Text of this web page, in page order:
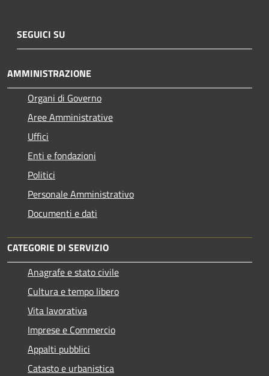
SEGUICI SU
AMMINISTRAZIONE
Organi di Governo
Aree Amministrative
Uffici
Enti e fondazioni
Politici
Personale Amministrativo
Documenti e dati
CATEGORIE DI SERVIZIO
Anagrafe e stato civile
Cultura e tempo libero
Vita lavorativa
Imprese e Commercio
Appalti pubblici
Catasto e urbanistica